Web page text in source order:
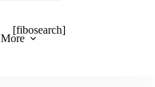
More
[fibosearch]